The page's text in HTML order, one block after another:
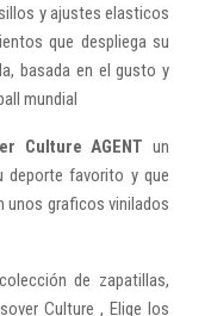
y ajustes elasticos
que despliega su
basada en el gusto y
mundial
Culture AGENT un
deporte favorito y que
unos graficos vinilados
de zapatillas,
Culture , Elige los